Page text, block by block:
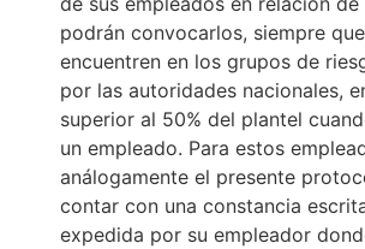
podrán convocarlos, siempre
encuentren en los grupos de
por las autoridades nacionales,
superior al 50% del plantel
un empleado. Para estos
análogamente el presente
contar con una constancia
expedida por su empleador